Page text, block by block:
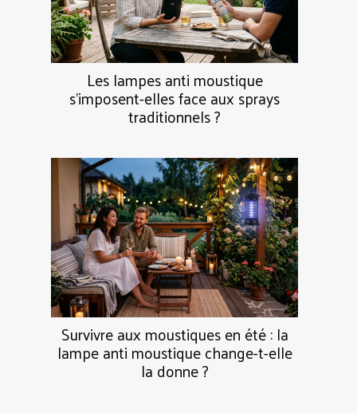
Les lampes anti moustique
s’imposent-elles face aux sprays
traditionnels ?
Survivre aux moustiques en été : la
lampe anti moustique change-t-elle
la donne ?